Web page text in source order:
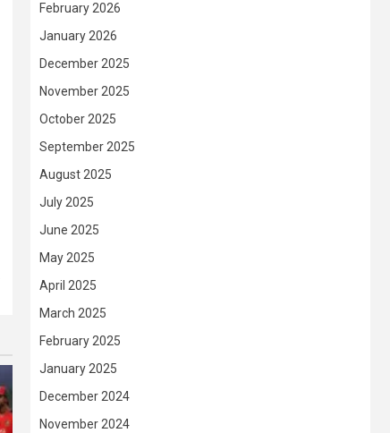
February 2026
January 2026
December 2025
November 2025
October 2025
September 2025
August 2025
July 2025
June 2025
May 2025
April 2025
March 2025
February 2025
January 2025
December 2024
November 2024